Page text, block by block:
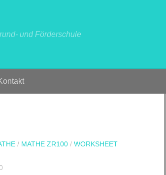
und Förderschule
/ MATHE ZR100 / WORKSHEET